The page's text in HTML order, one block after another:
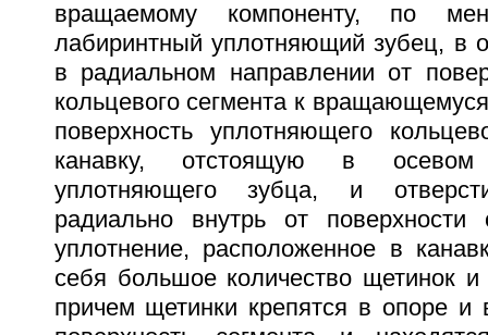
вращаемому компоненту, по
лабиринтный уплотняющий зубец, в
в радиальном направлении от
кольцевого сегмента к
поверхность уплотняющего
канавку, отстоящую в
уплотняющего зубца, и
радиально внутрь от поверхности
уплотнение, расположенное в
себя большое количество щетинок
причем щетинки крепятся в опоре и